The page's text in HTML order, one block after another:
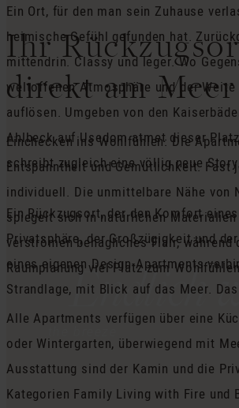
Endlich
Ein Ort, für den man sein Zuhause
heimische Gefühl gefunden hat.
mittendrin. Classy und leger. Wo
weltoffenen Atmosphäre und der
auflösen. Umgeben von den
Ahlbeck auf Usedom atmet dieser
schreibt zugleich eine völlig neue
Ein Rückzugsort, der den Komfort
Privatsphäre, der Großzügigkeit und
eines eigenen Design-Apartments
Strandlage, mit Blick auf das Meer.
Ihr
direkt am Meer
Einchecken ins Wohlfühlen: Die
Entspanntheit und Gemütlichkeit. Fast
individuell. Die unmittelbare Nähe von
spiegelt sich in natürlichen Materialien
verströmen behagliches Flair, während
Raumplanung viel Platz zum
Alle Apartments verfügen über eine
oder Wintergarten, überwiegend mit
Ausstattung sind der Kamin und die
Kategorien Family Living with Fire und